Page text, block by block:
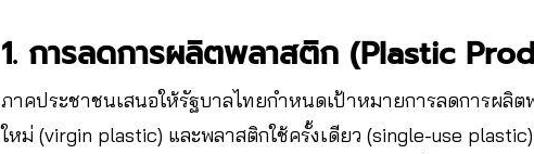
1. การลดการผลิตพลาสติก (Plastic
ภาคประชาชนเสนอให้รัฐบาลไทยกำหนดเป้าหมายการลดการผลิต
ใหม่ (virgin plastic) และพลาสติกใช้ครั้งเดียว (single-use